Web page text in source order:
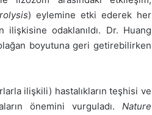
) eylemine etki ederek her
odaklanıldı. Dr. Huang
boyutuna geri getirebilirken
ilişkili) hastalıkların teşhisi ve
önemini vurguladı. Nature